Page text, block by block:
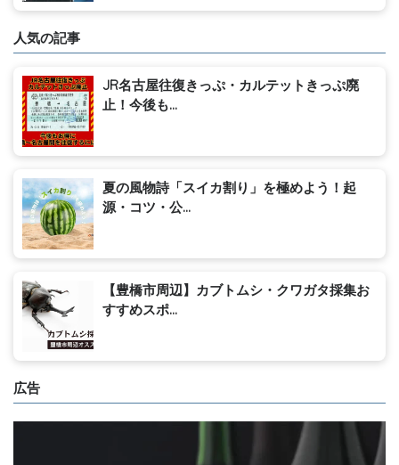
人気の記事
JR名古屋往復きっぷ・カルテットきっぷ廃
止！今後も...
夏の風物詩「スイカ割り」を極めよう！起
源・コツ・公...
【豊橋市周辺】カブトムシ・クワガタ採集お
すすめスポ...
広告